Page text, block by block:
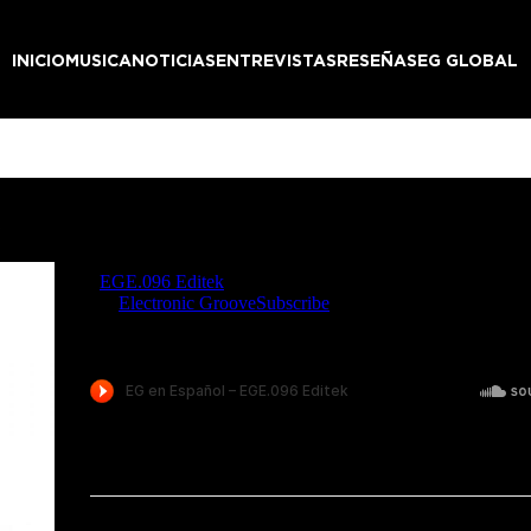
INICIOMUSICANOTICIASENTREVISTASRESEÑASEG GLOBAL